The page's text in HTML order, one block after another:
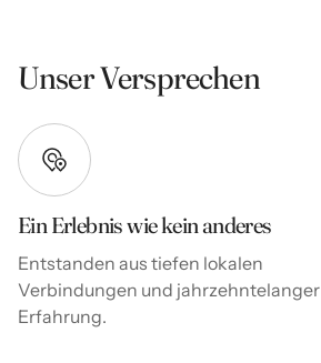
Unser Versprechen
Ein Erlebnis wie kein anderes
Entstanden aus tiefen lokalen
Verbindungen und jahrzehntelanger
Erfahrung.